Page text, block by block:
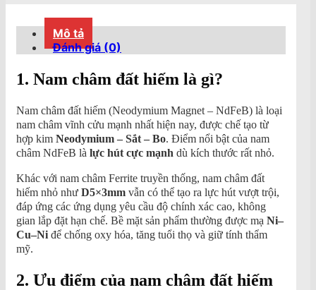
lượng
Mô tả
Đánh giá (0)
1. Nam châm đất hiếm là gì?
Nam châm đất hiếm (Neodymium Magnet – NdFeB) là loại
nam châm vĩnh cửu mạnh nhất hiện nay, được chế tạo từ
hợp kim Neodymium – Sắt – Bo. Điểm nổi bật của nam
châm NdFeB là lực hút cực mạnh dù kích thước rất nhỏ.
Khác với nam châm Ferrite truyền thống, nam châm đất
hiếm nhỏ như D5×3mm vẫn có thể tạo ra lực hút vượt trội,
đáp ứng các ứng dụng yêu cầu độ chính xác cao, không
gian lắp đặt hạn chế. Bề mặt sản phẩm thường được mạ Ni–
Cu–Ni để chống oxy hóa, tăng tuổi thọ và giữ tính thẩm
mỹ.
2. Ưu điểm của nam châm đất hiếm